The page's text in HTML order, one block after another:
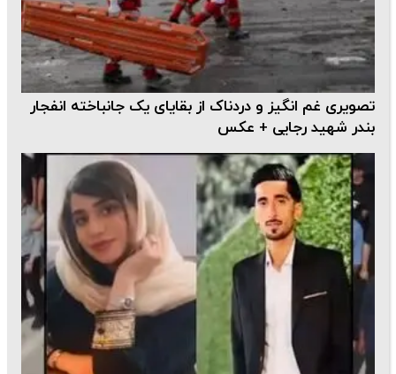
تصویری غم انگیز و دردناک از بقایای یک جانباخته انفجار
بندر شهید رجایی + عکس